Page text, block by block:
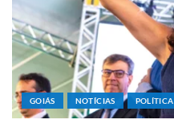
GOIÁS NOTÍCIAS POLÍTICA